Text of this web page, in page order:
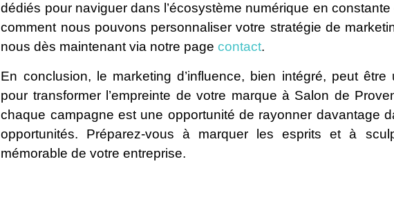
dédiés pour naviguer dans l’écosystème numérique en
comment nous pouvons personnaliser votre stratégie de
nous dès maintenant via notre pagecontact.
En conclusion, le marketing d’influence, bien intégré, peut être
pour transformer l’empreinte de votre marque à Salon de
chaque campagne est une opportunité de rayonner davantage
opportunités. Préparez-vous à marquer les esprits et à
mémorable de votre entreprise.